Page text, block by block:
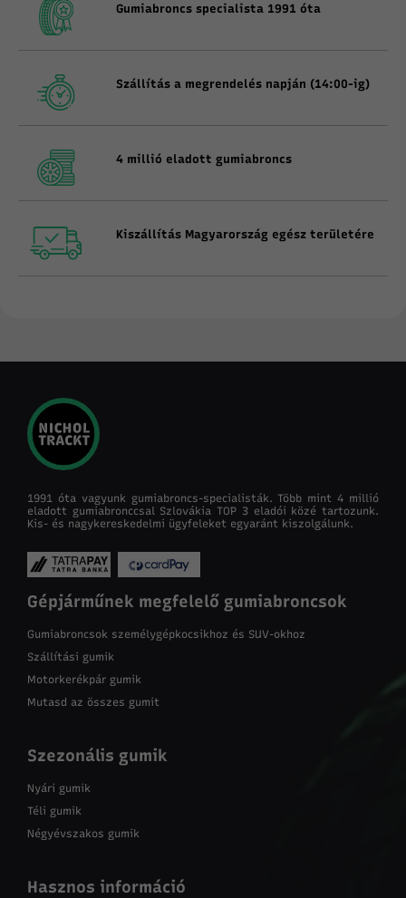
Gumiabroncs specialista 1991 óta
Szállítás a megrendelés napján (14:00-ig)
4 millió eladott gumiabroncs
Kiszállítás Magyarország egész területére
1991 óta vagyunk gumiabroncs-specialisták. Több mint 4 millió
eladott gumiabronccsal Szlovákia TOP 3 eladói közé tartozunk.
Kis- és nagykereskedelmi ügyfeleket egyaránt kiszolgálunk.
Gépjárműnek megfelelő gumiabroncsok
Gumiabroncsok személygépkocsikhoz és SUV-okhoz
Szállítási gumik
Motorkerékpár gumik
Mutasd az összes gumit
Szezonális gumik
Nyári gumik
Téli gumik
Négyévszakos gumik
Hasznos információ